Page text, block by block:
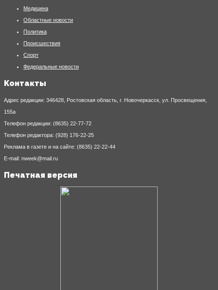
Медицина
Областные новости
Политика
Происшествия
Спорт
Федеральные новости
Контакты
Адрес редакции: 346428, Ростовская область, г. Новочеркасск, ул. Просвещения,
155а
Телефон редакции: (8635) 22-77-72
Телефон редактора: (928) 176-22-25
Реклама в газете и на сайте: (8635) 22-22-44
E-mail: nweek@mail.ru
Печатная версия